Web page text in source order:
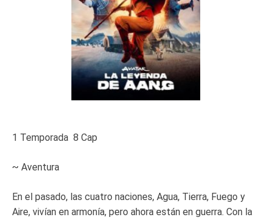
1 Temporada 8 Cap
~ Aventura
En el pasado, las cuatro naciones, Agua, Tierra, Fuego y
Aire, vivían en armonía, pero ahora están en guerra. Con la